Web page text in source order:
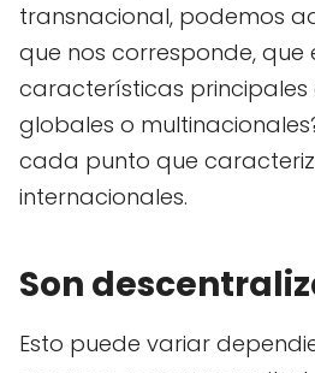
transnacional, podemos
que nos corresponde, que
características principales
globales o
cada punto que
internacionales.
Son
Esto puede variar